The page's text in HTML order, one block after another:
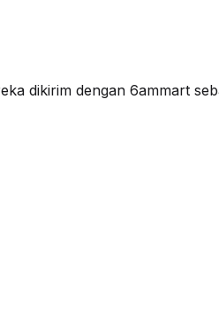
dikirim dengan 6ammart